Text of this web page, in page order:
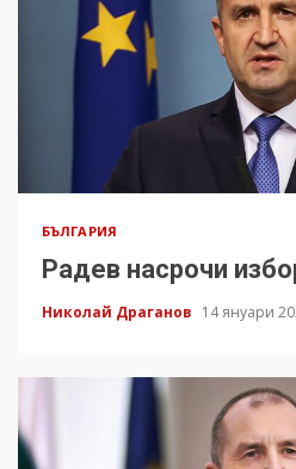
БЪЛГАРИЯ
Радев насрочи
Николай Драганов 14 януари